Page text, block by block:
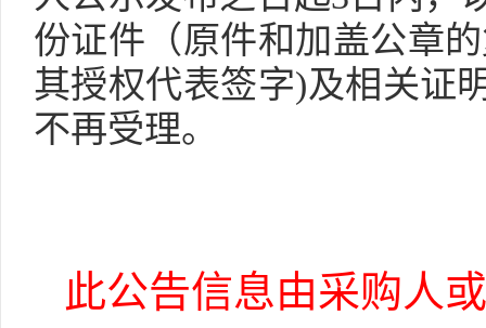
份证件（原件和加盖公章
其授权代表签字)及相关证
不再受理。
此公告信息由采购人